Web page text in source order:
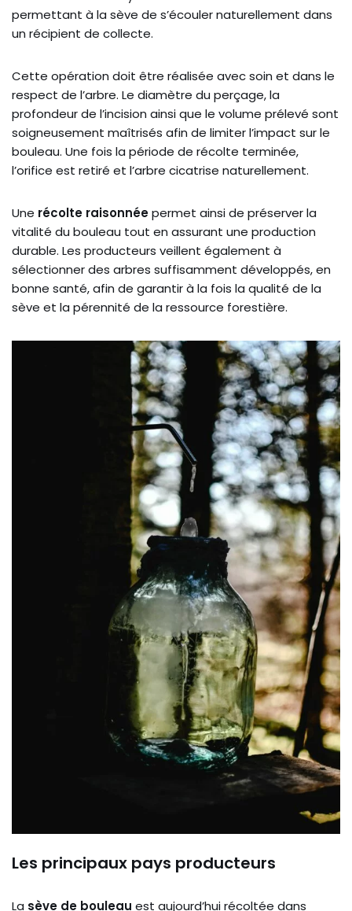
permettant à la sève de s’écouler naturellement dans
un récipient de collecte.
Cette opération doit être réalisée avec soin et dans le
respect de l’arbre. Le diamètre du perçage, la
profondeur de l’incision ainsi que le volume prélevé sont
soigneusement maîtrisés afin de limiter l’impact sur le
bouleau. Une fois la période de récolte terminée,
l’orifice est retiré et l’arbre cicatrise naturellement.
Une récolte raisonnéepermet ainsi de préserver la
vitalité du bouleau tout en assurant une production
durable. Les producteurs veillent également à
sélectionner des arbres suffisamment développés, en
bonne santé, afin de garantir à la fois la qualité de la
sève et la pérennité de la ressource forestière.
Les principaux pays producteurs
La sève de bouleau est aujourd’hui récoltée dans